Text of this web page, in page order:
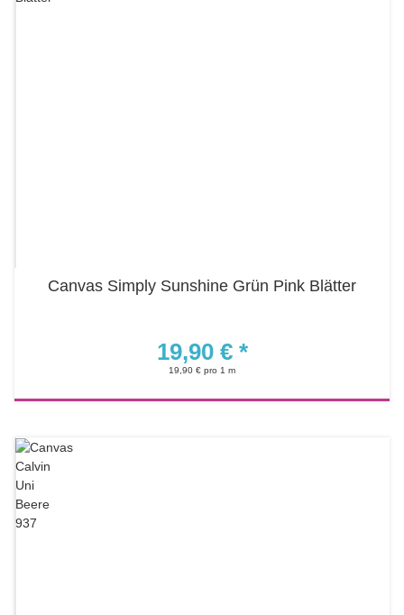
Canvas Simply Sunshine Grün Pink Blätter
19,90 € *
19,90 € pro 1 m